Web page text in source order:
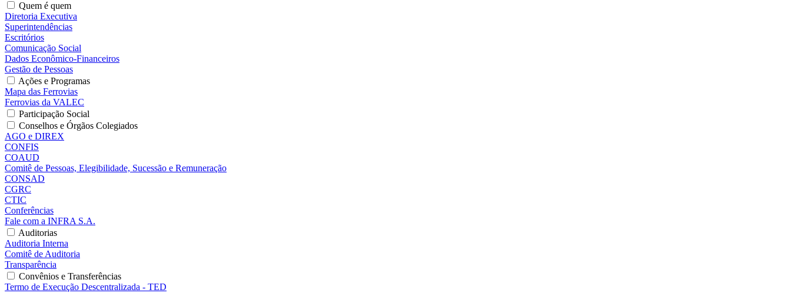
Quem é quem
Diretoria Executiva
Superintendências
Escritórios
Comunicação Social
Dados Econômico-Financeiros
Gestão de Pessoas
Ações e Programas
Mapa das Ferrovias
Ferrovias da VALEC
Participação Social
Conselhos e Órgãos Colegiados
AGO e DIREX
CONFIS
COAUD
Comitê de Pessoas, Elegibilidade, Sucessão e Remuneração
CONSAD
CGRC
CTIC
Conferências
Fale com a INFRA S.A.
Auditorias
Auditoria Interna
Comitê de Auditoria
Transparência
Convênios e Transferências
Termo de Execução Descentralizada - TED